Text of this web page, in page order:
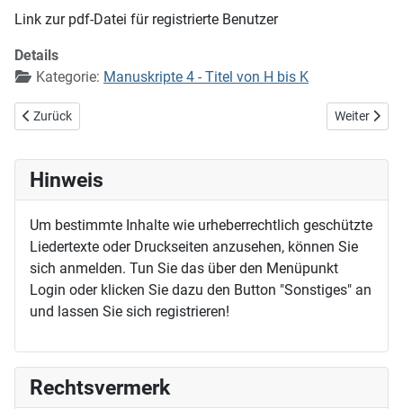
Link zur pdf-Datei für registrierte Benutzer
Details
Kategorie: Manuskripte 4 - Titel von H bis K
Vorheriger Beitrag: Kein Mensch hat dich gewollt
Zurück Nächster
Weiter
Hinweis
Um bestimmte Inhalte wie urheberrechtlich geschützte
Liedertexte oder Druckseiten anzusehen, können Sie
sich anmelden. Tun Sie das über den Menüpunkt
Login oder klicken Sie dazu den Button "Sonstiges" an
und lassen Sie sich registrieren!
Rechtsvermerk